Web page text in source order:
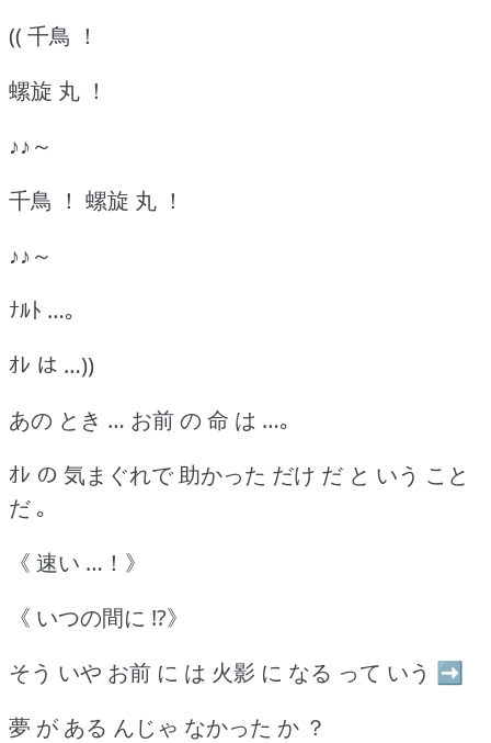
(( 千鳥 ！
螺旋 丸 ！
♪♪～
千鳥 ！ 螺旋 丸 ！
♪♪～
ﾅﾙﾄ …｡
ｵﾚ は …))
あの とき … お前 の 命 は …｡
ｵﾚ の 気まぐれで 助かった だけ だ と いう こと
だ ｡
《 速い …！》
《 いつの間に !?》
そう いや お前 に は 火影 に なる って いう ➡
夢 が ある んじゃ なかった か ？